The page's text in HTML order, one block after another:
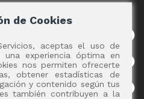
de Cookies
aceptas el uso de
una experiencia óptima en
nos permiten ofrecerte
obtener estadísticas de
y contenido según tus
también contribuyen a la